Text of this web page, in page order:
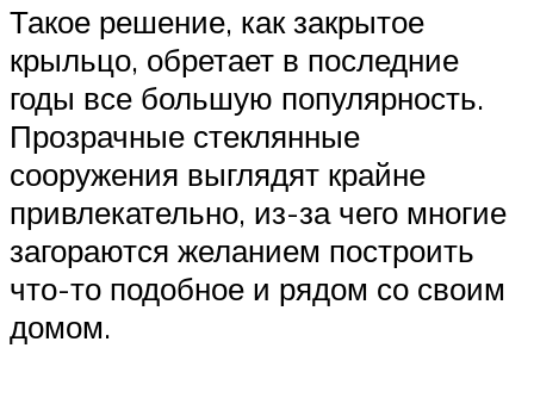
Такое решение, как закрытое
крыльцо, обретает в последние
годы все большую популярность.
Прозрачные стеклянные
сооружения выглядят крайне
привлекательно, из-за чего многие
загораются желанием построить
что-то подобное и рядом со своим
домом.